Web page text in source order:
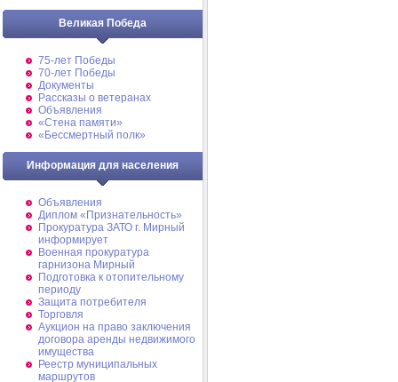
Великая Победа
75-лет Победы
70-лет Победы
Документы
Рассказы о ветеранах
Объявления
«Стена памяти»
«Бессмертный полк»
Информация для населения
Объявления
Диплом «Признательность»
Прокуратура ЗАТО г. Мирный
информирует
Военная прокуратура
гарнизона Мирный
Подготовка к отопительному
периоду
Защита потребителя
Торговля
Аукцион на право заключения
договора аренды недвижимого
имущества
Реестр муниципальных
маршрутов